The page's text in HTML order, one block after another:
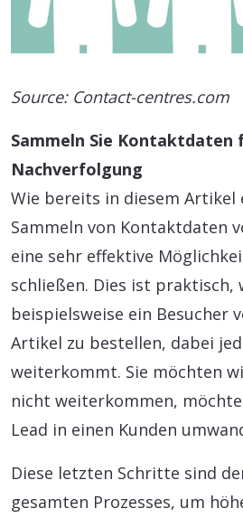
Source: Contact-centres.com
Sammeln Sie Kontaktdaten
Nachverfolgung
Wie bereits in diesem Artikel
Sammeln von Kontaktdaten
eine sehr effektive
schließen. Dies ist praktisch,
beispielsweise ein Besucher
Artikel zu bestellen, dabei
weiterkommt. Sie möchten
nicht weiterkommen,
Lead in einen Kunden
Diese letzten Schritte sind
gesamten Prozesses, um